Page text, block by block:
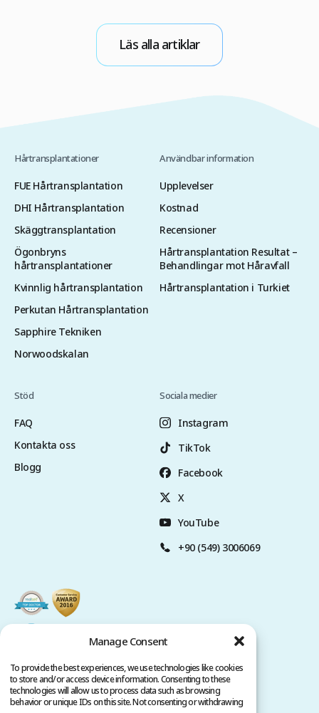
Manage Consent
To provide the best experiences, we use technologies like cookies
to store and/or access device information. Consenting to these
technologies will allow us to process data such as browsing
behavior or unique IDs on this site. Not consenting or withdrawing
operationen. Om du därför överväger en
hårtransplantation med FUE-metoden i Turkiet
är det viktigt att du först […]
Läs alla artiklar
Hårtransplantationer
FUE Hårtransplantation
DHI Hårtransplantation
Skäggtransplantation
Ögonbryns
hårtransplantationer
Kvinnlig hårtransplantation
Perkutan Hårtransplantation
Sapphire Tekniken
Norwoodskalan
Användbar information
Upplevelser
Kostnad
Recensioner
Hårtransplantation Resultat –
Behandlingar mot Håravfall
Hårtransplantation i Turkiet
Stöd
FAQ
Kontakta oss
Blogg
Sociala medier
Instagram
TikTok
Facebook
X
YouTube
+90 (549) 3006069